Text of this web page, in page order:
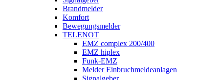
Brandmelder
Komfort
Bewegungsmelder
TELENOT
EMZ complex 200/400
EMZ hiplex
Funk-EMZ
Melder Einbruchmeldeanlagen
Signalgeber